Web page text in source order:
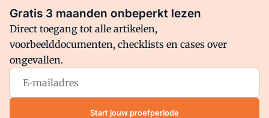
Facebook
Arbo is onderdeel van VMN media. Lees inons manifestwaar
VMN media voor staat. Op gebruik van deze site zijn de
volgende regelingen van toepassing:Algemene Voorwaarden
Privacy en Cookie beleid|Privacy instellingen
Gratis 3 maanden onbeperkt lezen
Direct toegang tot alle artikelen,
voorbeelddocumenten, checklists en cases over
ongevallen.
Start jouw proefperiode